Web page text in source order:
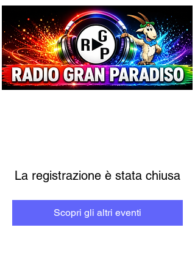
La registrazione è stata chiusa
Scopri gli altri eventi